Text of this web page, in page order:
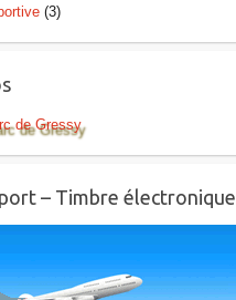
(3)
de Gressy
– Timbre électronique